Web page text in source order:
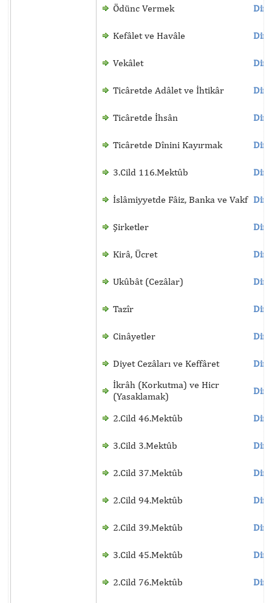
Ödünc Vermek
Kefâlet ve Havâle
Vekâlet
Ticâretde Adâlet ve İhtikâr
Ticâretde İhsân
Ticâretde Dînini Kayırmak
3.Cild 116.Mektûb
İslâmiyyetde Fâiz, Banka ve Vakf
Şirketler
Kirâ, Ücret
Ukûbât (Cezâlar)
Tazîr
Cinâyetler
Diyet Cezâları ve Keffâret
İkrâh (Korkutma) ve Hicr
(Yasaklamak)
2.Cild 46.Mektûb
3.Cild 3.Mektûb
2.Cild 37.Mektûb
2.Cild 94.Mektûb
2.Cild 39.Mektûb
3.Cild 45.Mektûb
2.Cild 76.Mektûb